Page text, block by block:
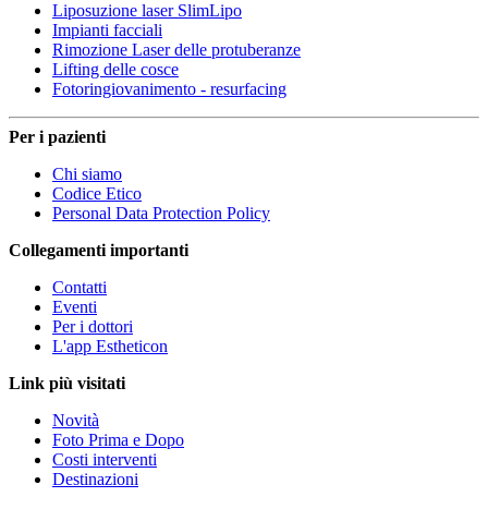
Liposuzione laser SlimLipo
Impianti facciali
Rimozione Laser delle protuberanze
Lifting delle cosce
Fotoringiovanimento - resurfacing
Per i pazienti
Chi siamo
Codice Etico
Personal Data Protection Policy
Collegamenti importanti
Contatti
Eventi
Per i dottori
L'app Estheticon
Link più visitati
Novità
Foto Prima e Dopo
Costi interventi
Destinazioni